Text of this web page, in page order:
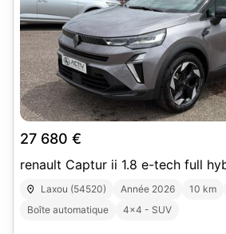
27 680 €
renault Captur ii 1.8 e-tech full
Laxou (54520) Année 2026 10 km
Boîte automatique
4x4 - SUV